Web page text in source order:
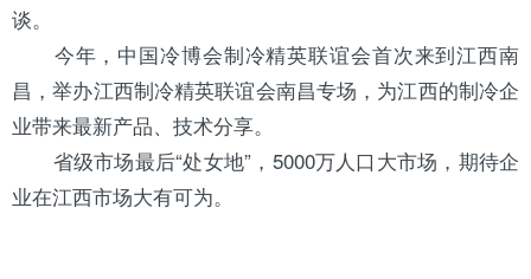
谈。
今年，中国冷博会制冷精英联谊会首次来到江西南
昌，举办江西制冷精英联谊会南昌专场，为江西的制冷企
业带来最新产品、技术分享。
省级市场最后“处女地”，5000万人口大市场，期待企
业在江西市场大有可为。